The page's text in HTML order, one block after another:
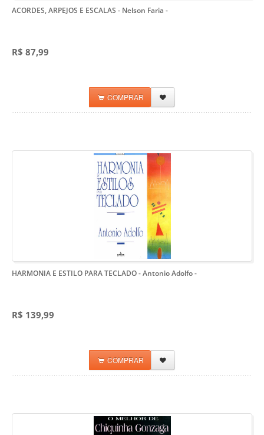
ACORDES, ARPEJOS E ESCALAS - Nelson Faria -
R$ 87,99
COMPRAR
HARMONIA E ESTILO PARA TECLADO - Antonio Adolfo-
R$ 139,99
COMPRAR